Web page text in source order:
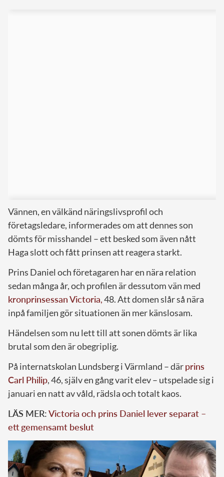
Vännen, en välkänd näringslivsprofil och
företagsledare, informerades om att dennes son
dömts för misshandel – ett besked som även nått
Haga slott och fått prinsen att reagera starkt.
Prins Daniel och företagaren har en nära relation
sedan många år, och profilen är dessutom vän med
kronprinsessan Victoria,48. Att domen slår så nära
inpå familjen gör situationen än mer känslosam.
Händelsen som nu lett till att sonen dömts är lika
brutal som den är obegriplig.
På internatskolan Lundsberg i Värmland – därprins
Carl Philip, 46, själv en gång varit elev – utspelade sig i
januari en natt av våld, rädsla och totalt kaos.
LÄS MER:Victoria och prins Daniel lever separat –
ett gemensamt beslut